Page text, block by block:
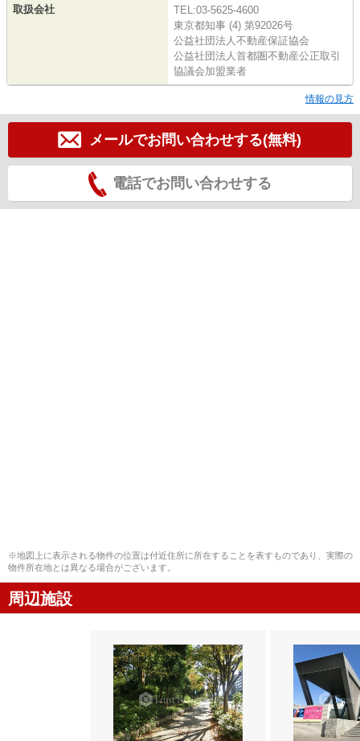
取扱会社
TEL:03-5625-4600
東京都知事 (4) 第92026号
公益社団法人不動産保証協会
公益社団法人首都圏不動産公正取引
協議会加盟業者
情報の見方
メールでお問い合わせする(無料)
電話でお問い合わせする
※地図上に表示される物件の位置は付近住所に所在することを表すものであり、実際の
物件所在地とは異なる場合がございます。
周辺施設